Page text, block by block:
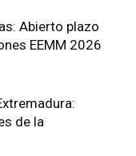
Abierto plazo
EEMM 2026
de la